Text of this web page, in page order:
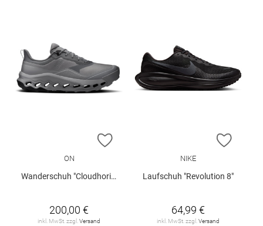
ZUR WUNSCHLISTE HINZUFÜGEN
ON
Wanderschuh "Cloudhorizon 2 Waterproof"
200,00 €
inkl. MwSt. zzgl. Versand
ZUR
NIKE
Laufschuh "Revolution 8"
64,99 €
inkl. MwSt. zzgl. Versand